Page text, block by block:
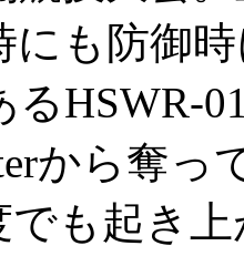
にも防御
るHSWR-
から奪っ
でも起き